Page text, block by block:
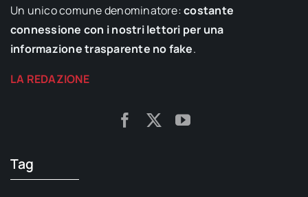
Un unico comune denominatore:costante
connessione con i nostri lettori per una
informazione trasparente no fake.
LA REDAZIONE
Tag